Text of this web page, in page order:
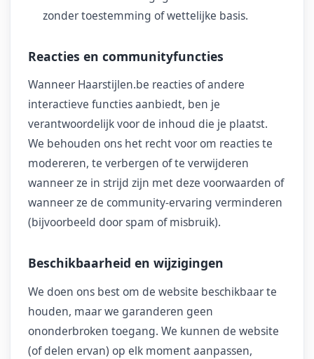
zonder toestemming of wettelijke basis.
Reacties en communityfuncties
Wanneer Haarstijlen.be reacties of andere
interactieve functies aanbiedt, ben je
verantwoordelijk voor de inhoud die je plaatst.
We behouden ons het recht voor om reacties te
modereren, te verbergen of te verwijderen
wanneer ze in strijd zijn met deze voorwaarden of
wanneer ze de community-ervaring verminderen
(bijvoorbeeld door spam of misbruik).
Beschikbaarheid en wijzigingen
We doen ons best om de website beschikbaar te
houden, maar we garanderen geen
ononderbroken toegang. We kunnen de website
(of delen ervan) op elk moment aanpassen,